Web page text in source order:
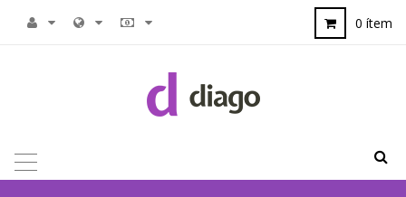
0 ítem
NAVEGACIÓN
TOGGLE